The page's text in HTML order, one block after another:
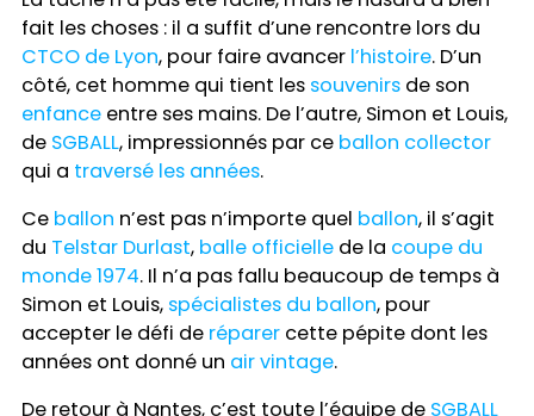
fait les choses : il a suffit d’une rencontre lors du
CTCO de Lyon, pour faire avancer l’histoire. D’un
côté, cet homme qui tient les souvenirsde son
enfanceentre ses mains. De l’autre, Simon et Louis,
de SGBALL, impressionnés par ce ballon collector
qui a traversé les années.
Ce ballon n’est pas n’importe quel ballon, il s’agit
du Telstar Durlast, balle officiellede la coupe du
monde 1974. Il n’a pas fallu beaucoup de temps à
Simon et Louis, spécialistes du ballon, pour
accepter le défi de réparercette pépite dont les
années ont donné un airvintage.
De retour à Nantes, c’est toute l’équipe de SGBALL